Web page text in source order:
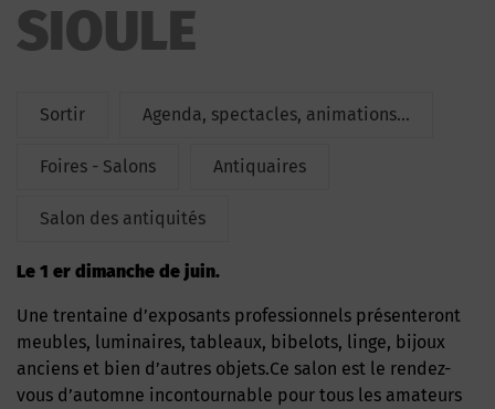
SIOULE
Sortir Agenda, spectacles, animations...
Foires - Salons Antiquaires
Salon des antiquités
Le 1 er dimanche de juin.
Une trentaine d’exposants professionnels présenteront
meubles, luminaires, tableaux, bibelots, linge, bijoux
anciens et bien d’autres objets.Ce salon est le rendez-
vous d’automne incontournable pour tous les amateurs